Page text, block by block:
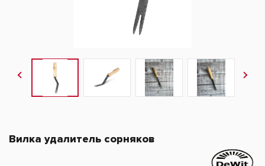
Вилка удалитель сорняков